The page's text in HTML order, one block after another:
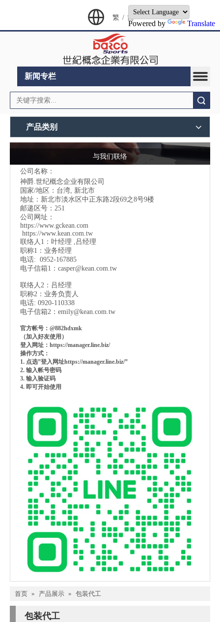
Powered by Translate
繁 / 简
新闻专栏
产品类别
与我们联络
公司名称：
神爵.世纪概念企业有限公司
国家/地区：台湾, 新北市
地址： 新北市淡水区中正东路2段69之8号9楼
邮递区号：251
公司网址：
https://www.gckean.com
https://www.kean.com.tw
联络人1：叶经理 ,吕经理
职称1：业务经理
电话: 0952-167885
电子信箱1： casper@kean.com.tw
联络人2：吕经理
职称2：业务负责人
电话: 0920-110338
电子信箱2： emily@kean.com.tw
官方帐号：@882hdxmk
（加入好友使用）
登入网址：https://manager.line.biz/
操作方式：
1. 点选”登入网址https://manager.line.biz/”
2. 输入帐号密码
3. 输入验证码
4. 即可开始使用
首页 » 产品展示 » 包装代工
包装代工